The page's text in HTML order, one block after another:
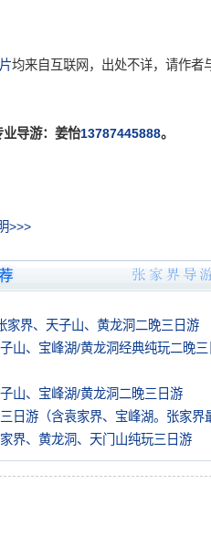
均来自互联网，出处不详，请作者
导游：姜怡13787445888。
>>>
家界、天子山、黄龙洞二晚三日游
山、宝峰湖/黄龙洞经典纯玩二晚三
山、宝峰湖/黄龙洞二晚三日游
日游（含袁家界、宝峰湖。张家界
界、黄龙洞、天门山纯玩三日游